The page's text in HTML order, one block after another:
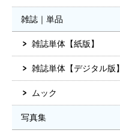
雑誌｜単品
雑誌単体【紙版】
雑誌単体【デジタル版】
ムック
写真集